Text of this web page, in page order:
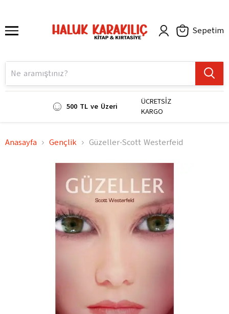
Sepetim
500 TL ve Üzeri
ÜCRETSİZ
KARGO
Anasayfa Gençlik Güzeller-Scott Westerfeid